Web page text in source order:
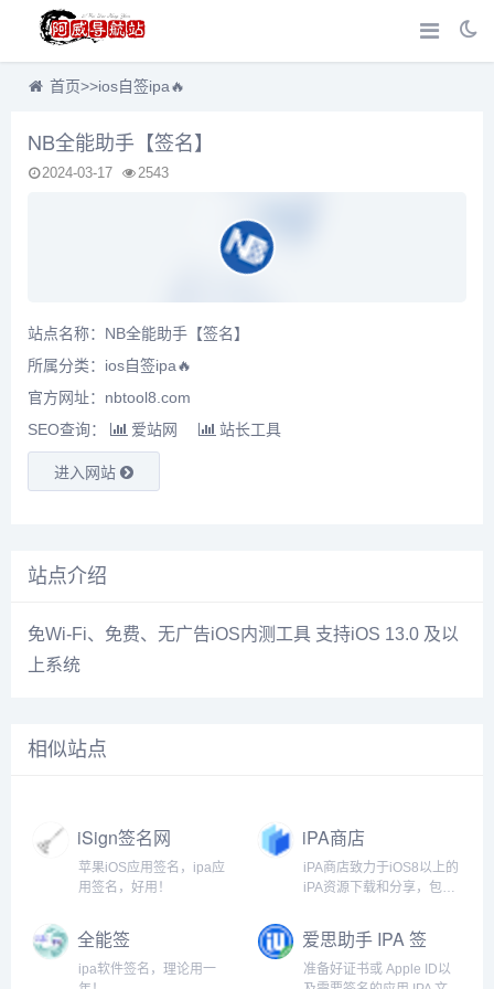
首页>>ios自签ipa🔥
NB全能助手【签名】
2024-03-17 2543
站点名称：NB全能助手【签名】
所属分类： ios自签ipa🔥
官方网址：nbtool8.com
SEO查询：
爱站网 站长工具
进入网站
站点介绍
免Wi-Fi、免费、无广告iOS内测工具 支持iOS 13.0 及以
上系统
相似站点
iSign签名网
苹果iOS应用签名，ipa应
用签名，好用！
iPA商店
iPA商店致力于iOS8以上的
iPA资源下载和分享，包括
破解版iPA、砸壳IPA等资
源的分享和下载，做最稳
定最优秀的iPA下载网站。
全能签
ipa软件签名，理论用一
爱思助手 IPA 签
名教程
准备好证书或 Apple ID以